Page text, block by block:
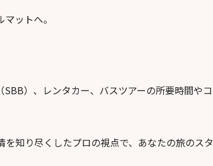
ットへ。
）、レンタカー、バスツアーの所要時間やコ
知り尽くしたプロの視点で、あなたの旅のスタ